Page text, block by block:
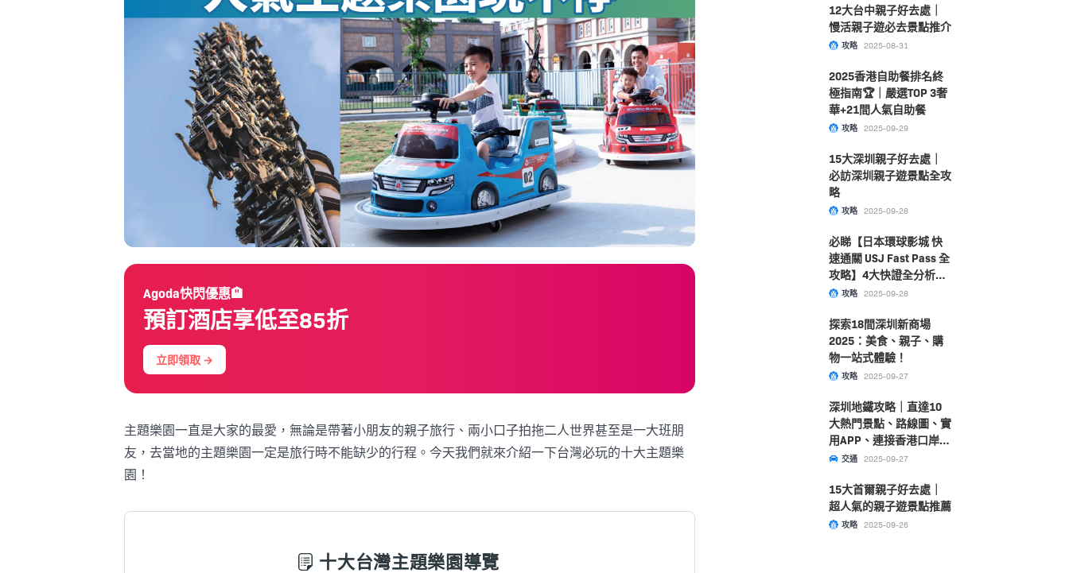
Agoda快閃優惠🏨
預訂酒店享低至85折
立即領取 →
主題樂園一直是大家的最愛，無論是帶著小朋友的親子旅行、兩小口子拍拖二人世界甚至是一大班朋
友，去當地的主題樂園一定是旅行時不能缺少的行程。今天我們就來介紹一下台灣必玩的十大主題樂
園！
十大台灣主題樂園導覽
12大台中親子好去處｜
慢活親子遊必去景點推介
攻略 2025-08-31
2025香港自助餐排名終
極指南🏆｜嚴選TOP 3奢
華+21間人氣自助餐
攻略 2025-09-29
15大深圳親子好去處｜
必訪深圳親子遊景點全攻
略
攻略 2025-09-28
必睇【日本環球影城 快
速通關 USJ Fast Pass 全
攻略】4大快證全分析！
附購票及選擇指南大公
攻略 2025-09-28
探索18間深圳新商場
2025：美食、親子、購
物一站式體驗！
攻略 2025-09-27
深圳地鐵攻略｜直達10
大熱門景點、路線圖、實
用APP、連接香港口岸一
文睇清！
交通 2025-09-27
15大首爾親子好去處｜
超人氣的親子遊景點推薦
攻略 2025-09-26